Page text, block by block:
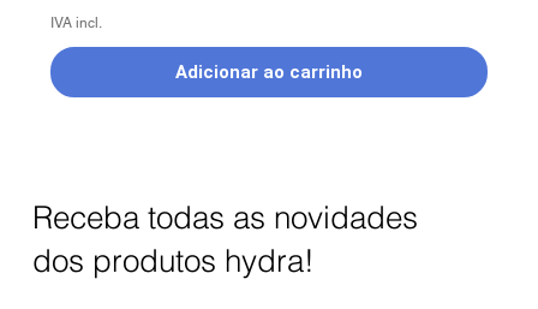
IVA incl.
Adicionar ao carrinho
Receba todas as novidades
dos produtos hydra!